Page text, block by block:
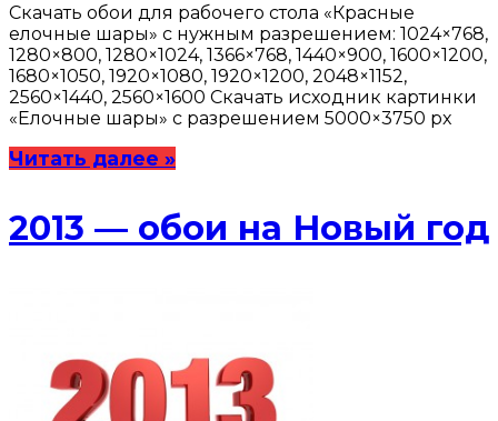
Скачать обои для рабочего стола «Красные
елочные шары» с нужным разрешением: 1024×768,
1280×800, 1280×1024, 1366×768, 1440×900, 1600×1200,
1680×1050, 1920×1080, 1920×1200, 2048×1152,
2560×1440, 2560×1600 Скачать исходник картинки
«Елочные шары» с разрешением 5000×3750 px
Читать далее »
2013 — обои на Новый год